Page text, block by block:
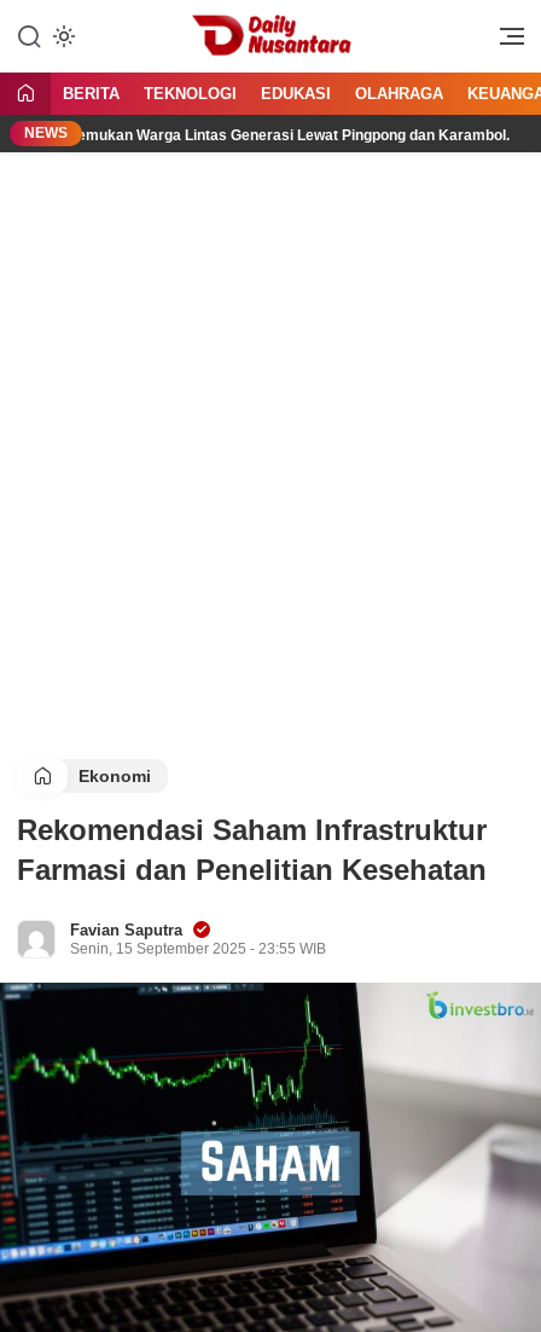
konten
Daily Nusantara
Menyajikan Fakta, Menginspirasi
BERITA TEKNOLOGI EDUKASI OLAHRAGA
NEWS Warga Lintas Generasi Lewat Pingpong dan Karambol.
Ekonomi
Rekomendasi Saham Infrastruktur
Farmasi dan Penelitian Kesehatan
Favian Saputra
Senin, 15 September 2025 - 23:55 WIB